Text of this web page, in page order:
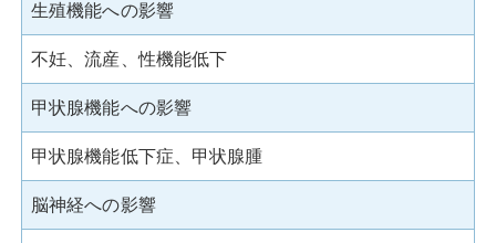
生殖機能への影響
不妊、流産、性機能低下
甲状腺機能への影響
甲状腺機能低下症、甲状腺腫
脳神経への影響